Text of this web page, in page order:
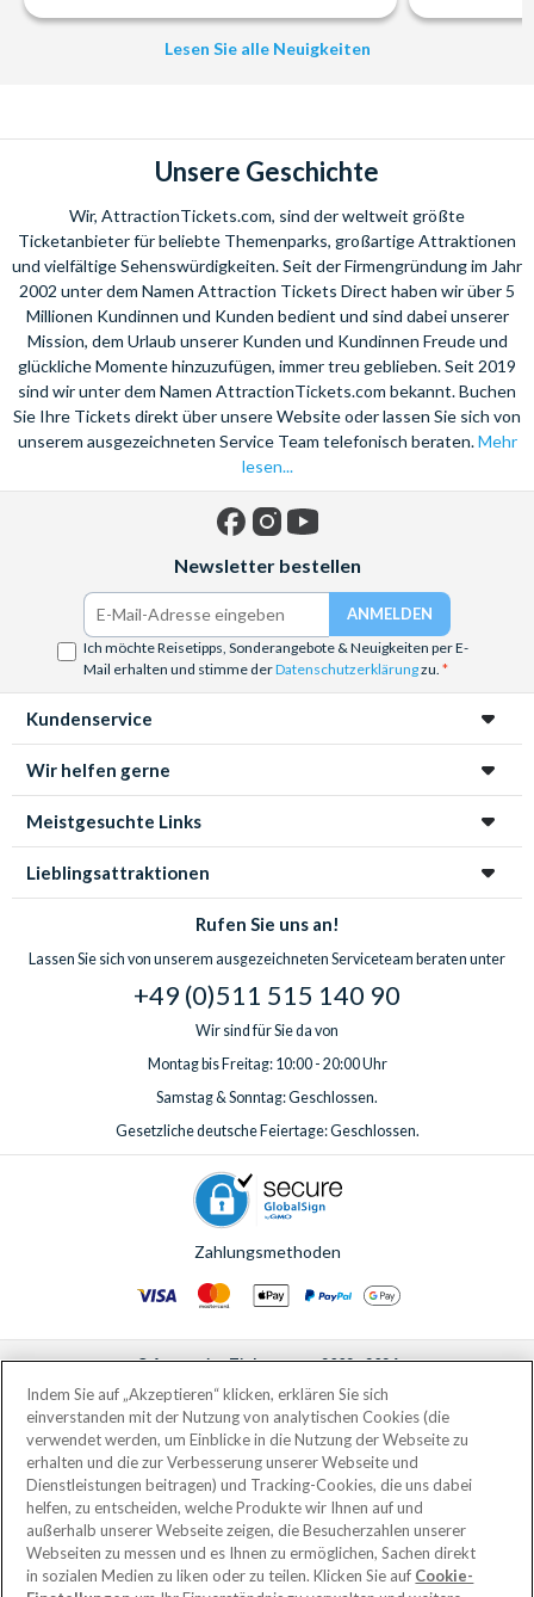
Lesen Sie alle Neuigkeiten
Unsere Geschichte
Wir, AttractionTickets.com, sind der weltweit größte
Ticketanbieter für beliebte Themenparks, großartige Attraktionen
und vielfältige Sehenswürdigkeiten. Seit der Firmengründung im Jahr
2002 unter dem Namen Attraction Tickets Direct haben wir über 5
Millionen Kundinnen und Kunden bedient und sind dabei unserer
Mission, dem Urlaub unserer Kunden und Kundinnen Freude und
glückliche Momente hinzuzufügen, immer treu geblieben. Seit 2019
sind wir unter dem Namen AttractionTickets.com bekannt. Buchen
Sie Ihre Tickets direkt über unsere Website oder lassen Sie sich von
unserem ausgezeichneten Service Team telefonisch beraten.Mehr
lesen...
Newsletter bestellen
Ich möchte Reisetipps, Sonderangebote & Neuigkeiten per E-
Mail erhalten und stimme derDatenschutzerklärungzu.
Kundenservice
Wir helfen gerne
Meistgesuchte Links
Lieblingsattraktionen
Rufen Sie uns an!
Lassen Sie sich von unserem ausgezeichneten Serviceteam beraten unter
+49 (0)511 515 140 90
Wir sind für Sie da von
Montag bis Freitag: 10:00 - 20:00 Uhr
Samstag & Sonntag: Geschlossen.
Gesetzliche deutsche Feiertage: Geschlossen.
Zahlungsmethoden
© AttractionTickets.com 2002 - 2026
Eingetragener Firmensitz: 2nd Floor Nucleus House, 2 Lower Mortlake Road,
Richmond, United Kingdom, TW9 2JA.
AttractionTickets.com is a trading name of Attraction Tickets LTD, who are
the owners of UK Trademark Registration Nos. 3427114 and 3427117.
Registered in England with registered number 4390984 and VAT Number
795922965.
Indem Sie auf „Akzeptieren“ klicken, erklären Sie sich
einverstanden mit der Nutzung von analytischen Cookies (die
verwendet werden, um Einblicke in die Nutzung der Webseite zu
erhalten und die zur Verbesserung unserer Webseite und
Dienstleistungen beitragen) und Tracking-Cookies, die uns dabei
helfen, zu entscheiden, welche Produkte wir Ihnen auf und
außerhalb unserer Webseite zeigen, die Besucherzahlen unserer
Webseiten zu messen und es Ihnen zu ermöglichen, Sachen direkt
in sozialen Medien zu liken oder zu teilen. Klicken Sie auf Cookie-